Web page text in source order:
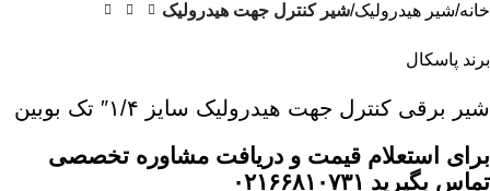
خانه شیر هیدرولیک شیر کنترل جهت هیدرولیک
برند پاسکال
شیر برقی کنترل جهت هیدرولیک سایز ۱/۴″ تک بوبین
برای استعلام قیمت و دریافت مشاوره تخصصی
تماس بگیرید ۰۲۱۶۶۸۱۰۷۳۱